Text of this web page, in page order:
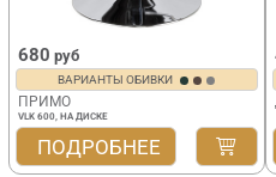
680 руб
ВАРИАНТЫ ОБИВКИ
ПРИМО
VLK 600, НА ДИСКЕ
ПОДРОБНЕЕ